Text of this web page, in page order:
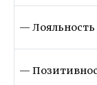
— Лояльность
—